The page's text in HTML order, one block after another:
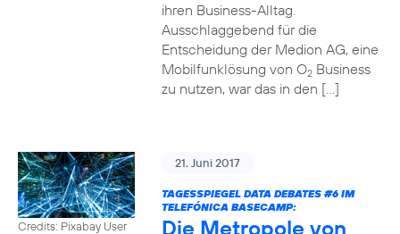
ihren Business-Alltag.
Ausschlaggebend für die
Entscheidung der Medion AG, eine
Mobilfunklösung von O2Business
zu nutzen, war das in den […]
Credits: Pixabay User
21. Juni 2017
TAGESSPIEGEL DATA DEBATES #6IM
TELEFÓNICA BASECAMP:
Die Metropole von